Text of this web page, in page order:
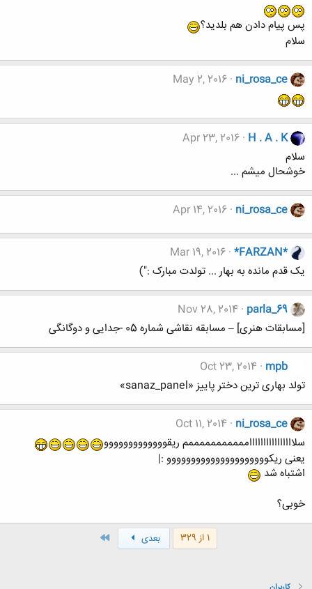
پس پیام دادن هم بلدید؟
سلام
ni_rosa_ce
May 2, 2016
H . A . K
Apr 23, 2016
سلام
خوشحال میشم ...
ni_rosa_ce
Apr 14, 2016
*FARZAN*
Mar 19, 2016
یک قدم مانده به بهار ... تولدت مبارک :")
parla_69
Nov 28, 2014
[مسابقات هنری] – مسابقه نقاشی شماره 05 -جدایی و دوگانگی
mpb
Oct 23, 2014
تولد بهاری ترین دختر پاییز «sanaz_panel»
ni_rosa_ce
Oct 11, 2014
سلاااااااااااااااامممممممممممم ریقووووووووووووو
یعنی ریکووووووووووووووووووووو :|
اشتباه شد
خوبی؟
1 از 329 بعدی